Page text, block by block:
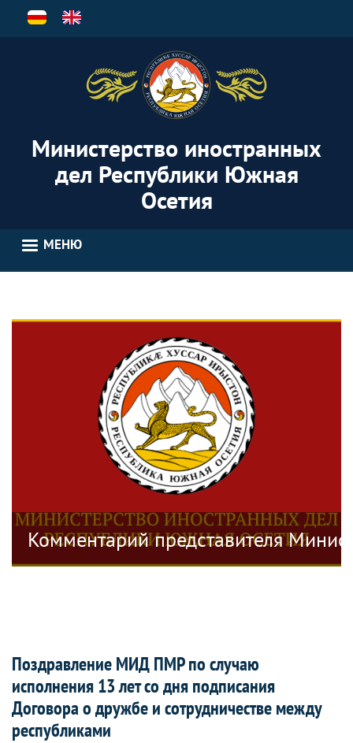
Перейти
Министерство иностранных
дел Республики Южная
Осетия
МЕНЮ
иностранных дел
Комментарий представителя
Поздравление МИД ПМР по случаю
исполнения 13 лет со дня подписания
Договора о дружбе и сотрудничестве между
республиками